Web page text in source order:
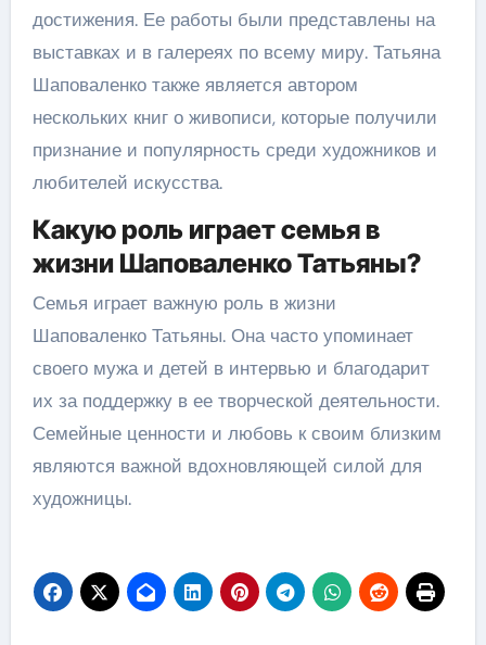
достижения. Ее работы были представлены на
выставках и в галереях по всему миру. Татьяна
Шаповаленко также является автором
нескольких книг о живописи, которые получили
признание и популярность среди художников и
любителей искусства.
Какую роль играет семья в
жизни Шаповаленко Татьяны?
Семья играет важную роль в жизни
Шаповаленко Татьяны. Она часто упоминает
своего мужа и детей в интервью и благодарит
их за поддержку в ее творческой деятельности.
Семейные ценности и любовь к своим близким
являются важной вдохновляющей силой для
художницы.